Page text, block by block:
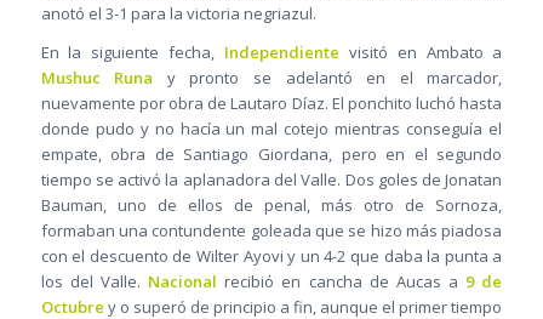
anotó el 3-1 para la victoria negriazul.
En la siguiente fecha, Independiente visitó en Ambato a
Mushuc Runa y pronto se adelantó en el marcador,
nuevamente por obra de Lautaro Díaz. El ponchito luchó hasta
donde pudo y no hacía un mal cotejo mientras conseguía el
empate, obra de Santiago Giordana, pero en el segundo
tiempo se activó la aplanadora del Valle. Dos goles de Jonatan
Bauman, uno de ellos de penal, más otro de Sornoza,
formaban una contundente goleada que se hizo más piadosa
con el descuento de Wilter Ayovi y un 4-2 que daba la punta a
los del Valle. Nacional recibió en cancha de Aucas a 9 de
Octubre y o superó de principio a fin, aunque el primer tiempo